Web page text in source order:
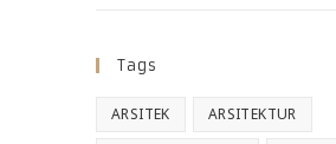
Tags
ARSITEK ARSITEKTUR